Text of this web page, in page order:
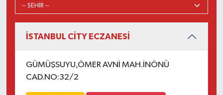
İSTANBUL CİTY ECZANESİ
GÜMÜŞSUYU,ÖMER AVNİ MAH.İNÖNÜ
CAD.NO:32/2